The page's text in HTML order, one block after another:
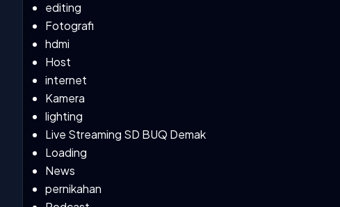
editing
Fotografi
hdmi
Host
internet
Kamera
lighting
Live Streaming SD BUQ Demak
Loading
News
pernikahan